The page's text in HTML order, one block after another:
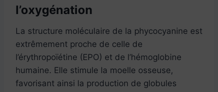
l’oxygénation
La structure moléculaire de la phycocyanine est
extrêmement proche de celle de
l’érythropoïétine (EPO) et de l’hémoglobine
humaine. Elle stimule la moelle osseuse,
favorisant ainsi la production de globules